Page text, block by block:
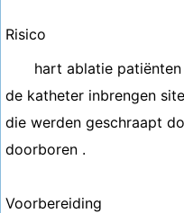
Risico
hart ablatie
de katheter inbrengen
die werden geschraapt
doorboren .
Voorbereiding